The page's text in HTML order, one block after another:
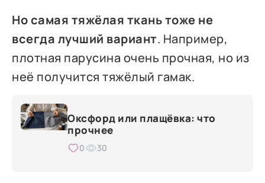
Но самая тяжёлая ткань тоже не
всегда лучший вариант. Например,
плотная парусина очень прочная, но из
неё получится тяжёлый гамак.
Оксфорд или плащёвка: что
прочнее
0 30